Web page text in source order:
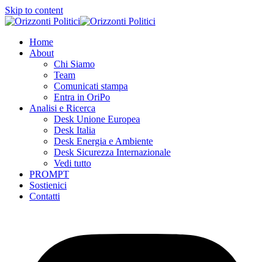
Skip to content
Home
About
Chi Siamo
Team
Comunicati stampa
Entra in OriPo
Analisi e Ricerca
Desk Unione Europea
Desk Italia
Desk Energia e Ambiente
Desk Sicurezza Internazionale
Vedi tutto
PROMPT
Sostienici
Contatti